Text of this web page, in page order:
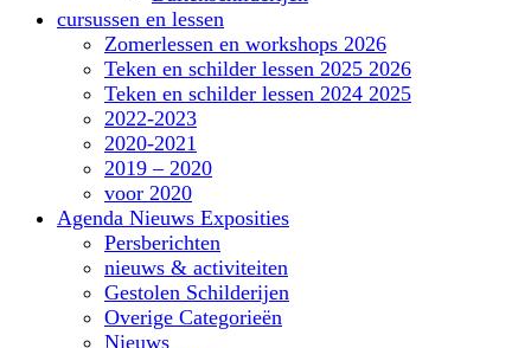
cursussen en lessen
Zomerlessen en workshops 2026
Teken en schilder lessen 2025 2026
Teken en schilder lessen 2024 2025
2022-2023
2020-2021
2019 – 2020
voor 2020
Agenda Nieuws Exposities
Persberichten
nieuws & activiteiten
Gestolen Schilderijen
Overige Categorieën
Nieuws